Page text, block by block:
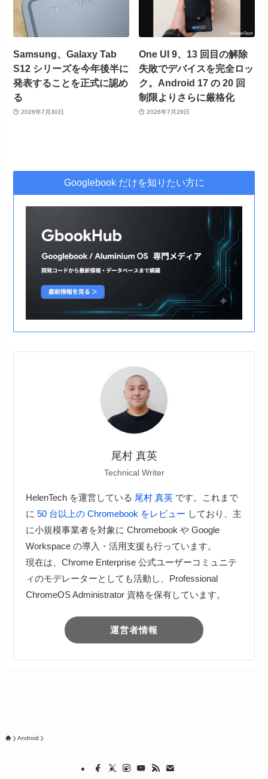
Samsung、Galaxy Tab
S12 シリーズを今年後半に
発表することを正式に認め
る
2026年7月30日
One UI 9、13 回目の解除
失敗でデバイスを完全ロッ
ク。Android 17 の 20 回
制限よりさらに厳格化
2026年7月28日
Googlebook だけを知りたい方に
尾村 真英
Technical Writer
HelenTech を運営している 尾村 真英です。これまで
に 50 台以上の Chromebook をレビュー しており、主
に小規模事業者を対象に Chromebook や Google
Workspace の導入・活用支援も行っています。
現在は、Chrome Enterprise 公式ユーザーコミュニテ
ィのモデレーターとしても活動し、Professional
ChromeOS Administrator 資格を保有しています。
運営者情報
Android